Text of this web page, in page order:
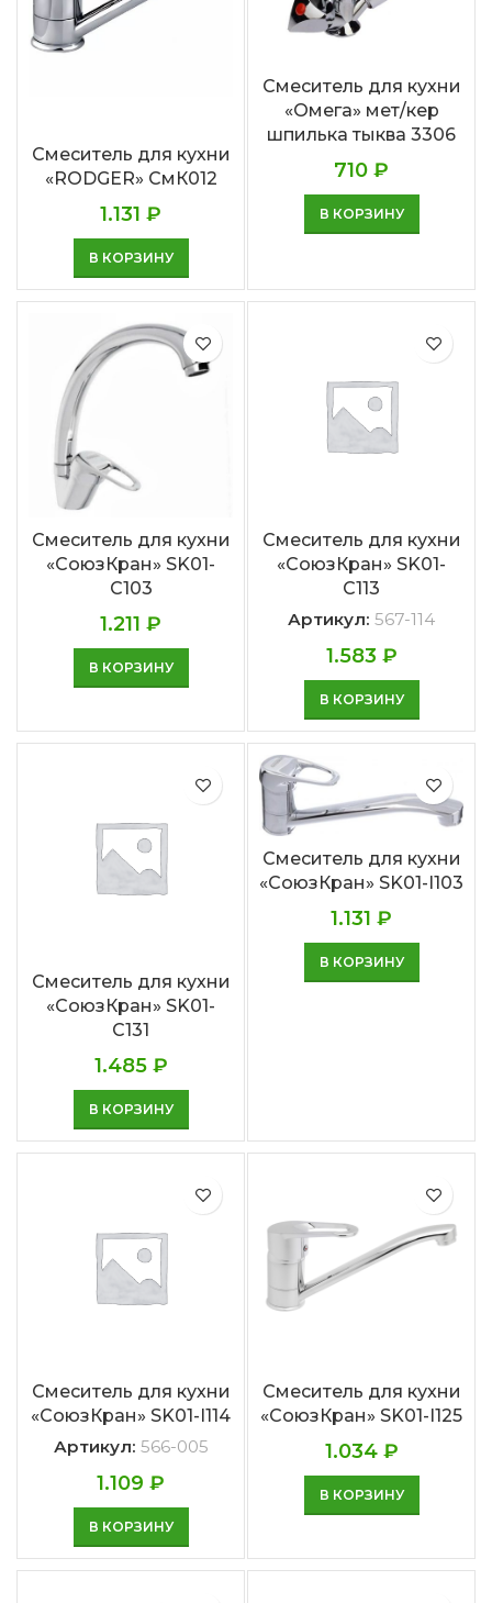
Смеситель для кухни
«RODGER» СмК012
1.131 ₽
В КОРЗИНУ
Смеситель для кухни
«Омега» мет/кер
шпилька тыква 3306
710 ₽
В КОРЗИНУ
Смеситель для кухни
«СоюзКран» SK01-
C103
1.211 ₽
В КОРЗИНУ
Смеситель для кухни
«СоюзКран» SK01-
C113
Артикул: 567-114
1.583 ₽
В КОРЗИНУ
Смеситель для кухни
«СоюзКран» SK01-
C131
1.485 ₽
В КОРЗИНУ
Смеситель для кухни
«СоюзКран» SK01-I103
1.131 ₽
В КОРЗИНУ
Смеситель для кухни
«СоюзКран» SK01-I114
Артикул: 566-005
1.109 ₽
В КОРЗИНУ
Смеситель для кухни
«СоюзКран» SK01-I125
1.034 ₽
В КОРЗИНУ